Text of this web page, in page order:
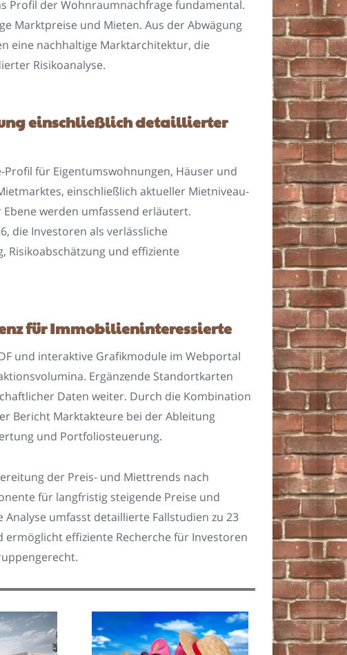
Profil der Wohnraumnachfrage fundamental.
Marktpreise und Mieten. Aus der Abwägung
eine nachhaltige Marktarchitektur, die
Risikoanalyse.
einschließlich detaillierter
für Eigentumswohnungen, Häuser und
einschließlich aktueller Mietniveau-
werden umfassend erläutert.
die Investoren als verlässliche
Risikoabschätzung und effiziente
für Immobilieninteressierte
und interaktive Grafikmodule im Webportal
Ergänzende Standortkarten
Daten weiter. Durch die Kombination
Bericht Marktakteure bei der Ableitung
und Portfoliosteuerung.
der Preis- und Miettrends nach
für langfristig steigende Preise und
umfasst detaillierte Fallstudien zu 23
effiziente Recherche für Investoren